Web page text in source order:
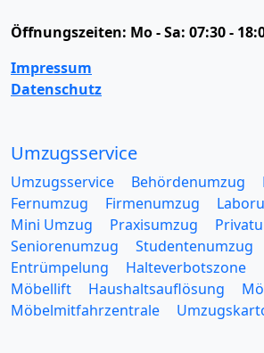
Öffnungszeiten: Mo - Sa: 07:30 -
Impressum
Datenschutz
Umzugsservice
Umzugsservice Behördenumzug
Fernumzug
Firmenumzug
Mini Umzug
Praxisumzug
Seniorenumzug
Studentenumzug
Entrümpelung
Halteverbotszone
Möbellift
Haushaltsauflösung
Möbelmitfahrzentrale